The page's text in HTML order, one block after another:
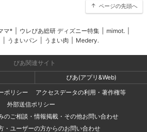
ページの先頭へ
マ* ウレぴあ総研 ディズニー特集 mimot.
うまいパン うまい肉 Medery.
ぴあ関連サイト
ぴあ(アプリ&Web)
ポリシー
アクセスデータの利用・著作権等
外部送信ポリシー
のご相談・情報掲載・その他お問い合わせ
・ユーザーの方からのお問い合わせ